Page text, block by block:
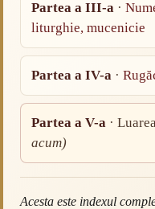
Partea a III-a ·
liturghie, mucenicie
Partea a IV-a ·
Partea a V-a ·
acum)
Acesta este indexul